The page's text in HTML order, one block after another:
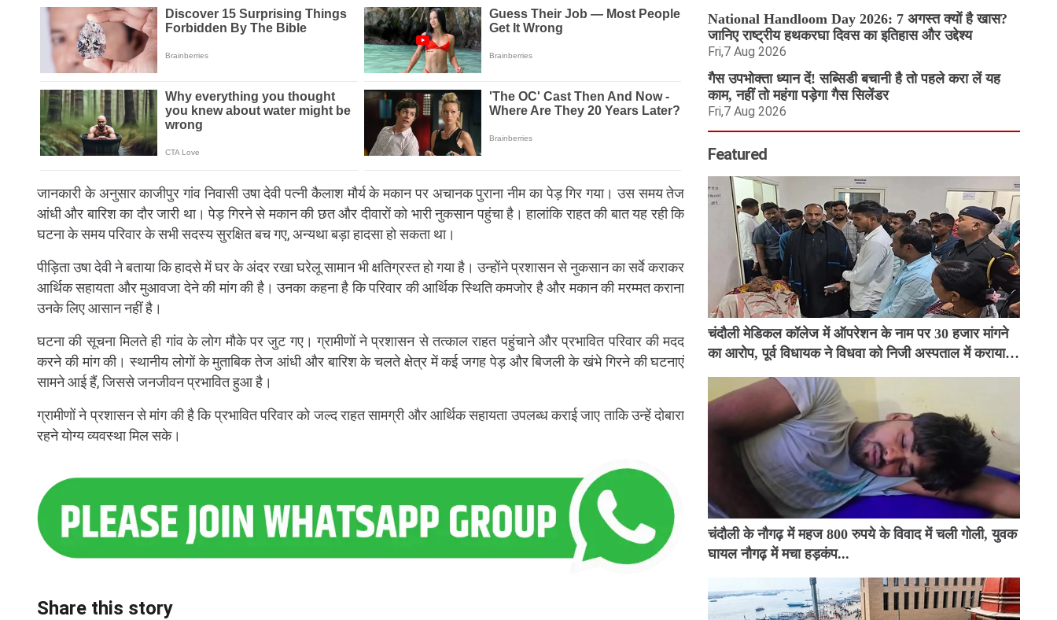
जानकारी के अनुसार काजीपुर गांव निवासी उषा देवी पत्नी कैलाश मौर्य के मकान पर अचानक पुराना नीम का पेड़ गिर गया। उस समय तेज
आंधी और बारिश का दौर जारी था। पेड़ गिरने से मकान की छत और दीवारों को भारी नुकसान पहुंचा है। हालांकि राहत की बात यह रही कि
घटना के समय परिवार के सभी सदस्य सुरक्षित बच गए, अन्यथा बड़ा हादसा हो सकता था।
पीड़िता उषा देवी ने बताया कि हादसे में घर के अंदर रखा घरेलू सामान भी क्षतिग्रस्त हो गया है। उन्होंने प्रशासन से नुकसान का सर्वे कराकर
आर्थिक सहायता और मुआवजा देने की मांग की है। उनका कहना है कि परिवार की आर्थिक स्थिति कमजोर है और मकान की मरम्मत कराना
उनके लिए आसान नहीं है।
घटना की सूचना मिलते ही गांव के लोग मौके पर जुट गए। ग्रामीणों ने प्रशासन से तत्काल राहत पहुंचाने और प्रभावित परिवार की मदद
करने की मांग की। स्थानीय लोगों के मुताबिक तेज आंधी और बारिश के चलते क्षेत्र में कई जगह पेड़ और बिजली के खंभे गिरने की घटनाएं
सामने आई हैं, जिससे जनजीवन प्रभावित हुआ है।
ग्रामीणों ने प्रशासन से मांग की है कि प्रभावित परिवार को जल्द राहत सामग्री और आर्थिक सहायता उपलब्ध कराई जाए ताकि उन्हें दोबारा
रहने योग्य व्यवस्था मिल सके।
Share this story
National Handloom Day 2026: 7 अगस्त क्यों है खास?
जानिए राष्ट्रीय हथकरघा दिवस का इतिहास और उद्देश्य
Fri,7 Aug 2026
गैस उपभोक्ता ध्यान दें! सब्सिडी बचानी है तो पहले करा लें यह
काम, नहीं तो महंगा पड़ेगा गैस सिलेंडर
Fri,7 Aug 2026
Featured
चंदौली मेडिकल कॉलेज में ऑपरेशन के नाम पर 30 हजार मांगने
का आरोप, पूर्व विधायक ने विधवा को निजी अस्पताल में कराया
चंदौली के नौगढ़ में महज 800 रुपये के विवाद में चली गोली, युवक
घायल नौगढ़ में मचा हड़कंप...